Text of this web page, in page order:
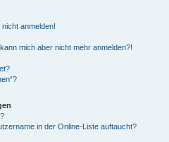
anmelden!
mich aber nicht mehr anmelden?!
in der Online-Liste auftaucht?